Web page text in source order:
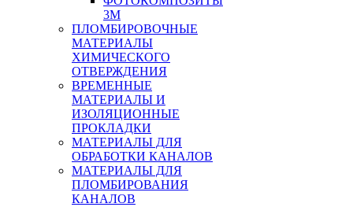
3М
ПЛОМБИРОВОЧНЫЕ
МАТЕРИАЛЫ
ХИМИЧЕСКОГО
ОТВЕРЖДЕНИЯ
ВРЕМЕННЫЕ
МАТЕРИАЛЫ И
ИЗОЛЯЦИОННЫЕ
ПРОКЛАДКИ
МАТЕРИАЛЫ ДЛЯ
ОБРАБОТКИ КАНАЛОВ
МАТЕРИАЛЫ ДЛЯ
ПЛОМБИРОВАНИЯ
КАНАЛОВ